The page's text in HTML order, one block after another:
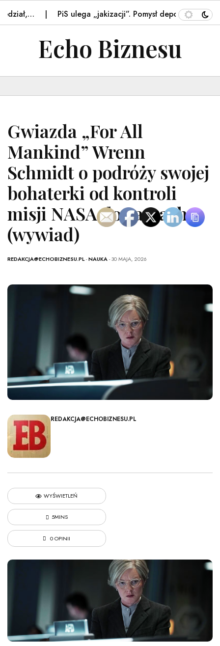
PiS ulega „jakizacji”. Pomysł deportacji
Echo Biznesu
Gwiazda „For All
Mankind” Wrenn
Schmidt o podróży swojej
bohaterki od kontroli
misji NASA do zamachu
(wywiad)
REDAKCJA@ECHOBIZNESU.PL-NAUKA- 30 MAJA, 2026
REDAKCJA@ECHOBIZNESU.PL
WYŚWIETLEŃ
5MINS
0 OPINII